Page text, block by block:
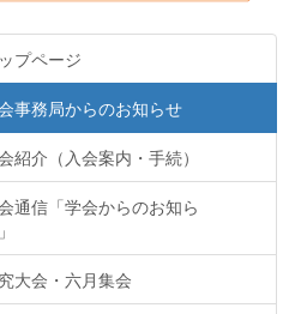
プページ
事務局からのお知らせ
紹介（入会案内・手続）
通信「学会からのお知ら
大会・六月集会